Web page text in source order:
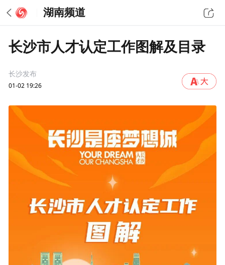
湖南频道
长沙市人才认定工作图解及目录
长沙发布
01-02 19:26